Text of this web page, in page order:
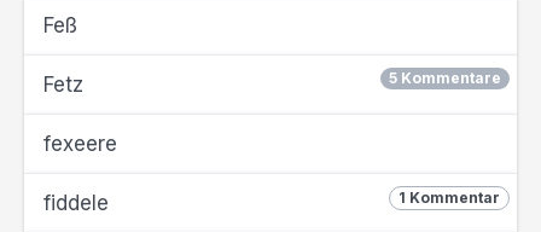
Feß
5 Kommentare
Fetz
fexeere
1 Kommentar
fiddele